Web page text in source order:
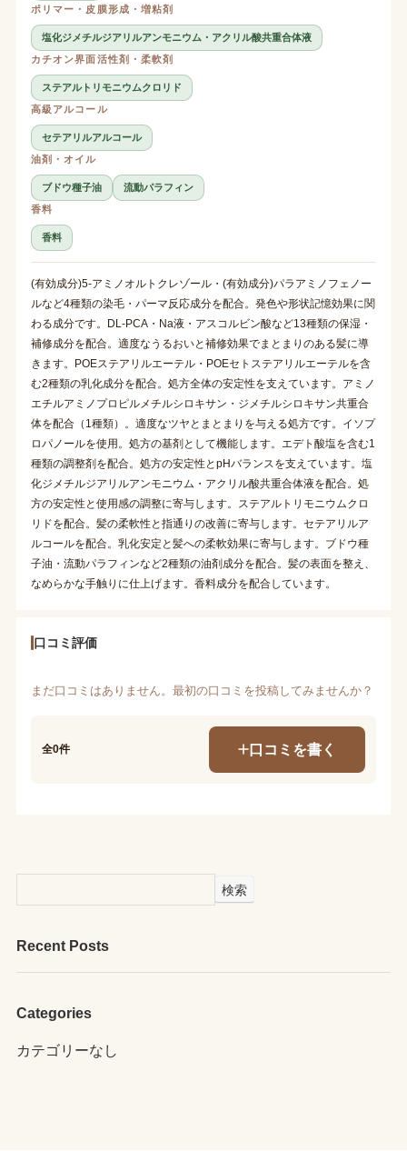
ポリマー・皮膜形成・増粘剤
塩化ジメチルジアリルアンモニウム・アクリル酸共重合体液
カチオン界面活性剤・柔軟剤
ステアルトリモニウムクロリド
高級アルコール
セテアリルアルコール
油剤・オイル
ブドウ種子油
流動パラフィン
香料
香料
(有効成分)5-アミノオルトクレゾール・(有効成分)パラアミノフェノー
ルなど4種類の染毛・パーマ反応成分を配合。発色や形状記憶効果に関
わる成分です。DL-PCA・Na液・アスコルビン酸など13種類の保湿・
補修成分を配合。適度なうるおいと補修効果でまとまりのある髪に導
きます。POEステアリルエーテル・POEセトステアリルエーテルを含
む2種類の乳化成分を配合。処方全体の安定性を支えています。アミノ
エチルアミノプロピルメチルシロキサン・ジメチルシロキサン共重合
体を配合（1種類）。適度なツヤとまとまりを与える処方です。イソプ
ロパノールを使用。処方の基剤として機能します。エデト酸塩を含む1
種類の調整剤を配合。処方の安定性とpHバランスを支えています。塩
化ジメチルジアリルアンモニウム・アクリル酸共重合体液を配合。処
方の安定性と使用感の調整に寄与します。ステアルトリモニウムクロ
リドを配合。髪の柔軟性と指通りの改善に寄与します。セテアリルア
ルコールを配合。乳化安定と髪への柔軟効果に寄与します。ブドウ種
子油・流動パラフィンなど2種類の油剤成分を配合。髪の表面を整え、
なめらかな手触りに仕上げます。香料成分を配合しています。
口コミ評価
まだ口コミはありません。最初の口コミを投稿してみませんか？
全0件 口コミを書く
検索
Recent Posts
Categories
カテゴリーなし